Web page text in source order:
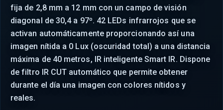
fija de 2,8 mm a 12 mm con un campo de visión
diagonal de 30,4 a 97º. 42 LEDs infrarrojos que se
activan automáticamente proporcionando así una
imagen nítida a 0 Lux (oscuridad total) a una distancia
máxima de 40 metros, IR inteligente Smart IR. Dispone
de filtro IR CUT automático que permite obtener
durante el día una imagen con colores nítidos y
reales.